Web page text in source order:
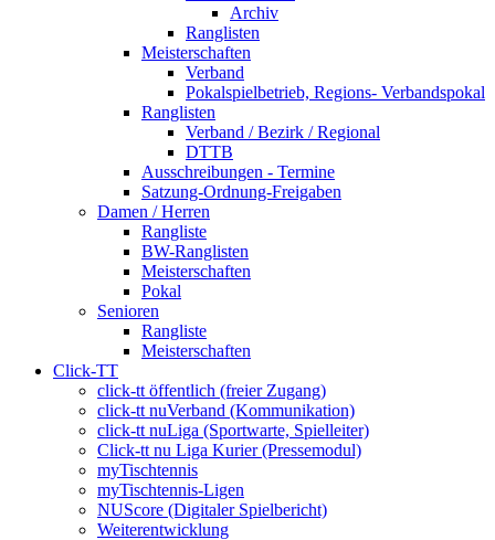
Archiv
Ranglisten
Meisterschaften
Verband
Pokalspielbetrieb, Regions- Verbandspokal
Ranglisten
Verband / Bezirk / Regional
DTTB
Ausschreibungen - Termine
Satzung-Ordnung-Freigaben
Damen / Herren
Rangliste
BW-Ranglisten
Meisterschaften
Pokal
Senioren
Rangliste
Meisterschaften
Click-TT
click-tt öffentlich (freier Zugang)
click-tt nuVerband (Kommunikation)
click-tt nuLiga (Sportwarte, Spielleiter)
Click-tt nu Liga Kurier (Pressemodul)
myTischtennis
myTischtennis-Ligen
NUScore (Digitaler Spielbericht)
Weiterentwicklung